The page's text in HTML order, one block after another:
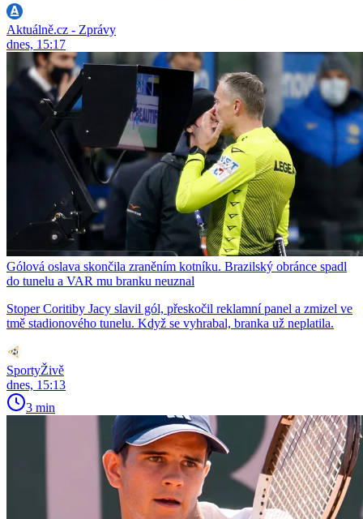
Aktuálně.cz - Zprávy
dnes, 15:17
Gólová oslava skončila zraněním kotníku. Brazilský obránce spadl
do tunelu a VAR mu branku neuznal
Stoper Coritiby Jacy slavil gól, přeskočil reklamní panel a zmizel ve
tmě stadionového tunelu. Když se vyhrabal, branka už neplatila.
SportyŽivě
dnes, 15:13
3 min